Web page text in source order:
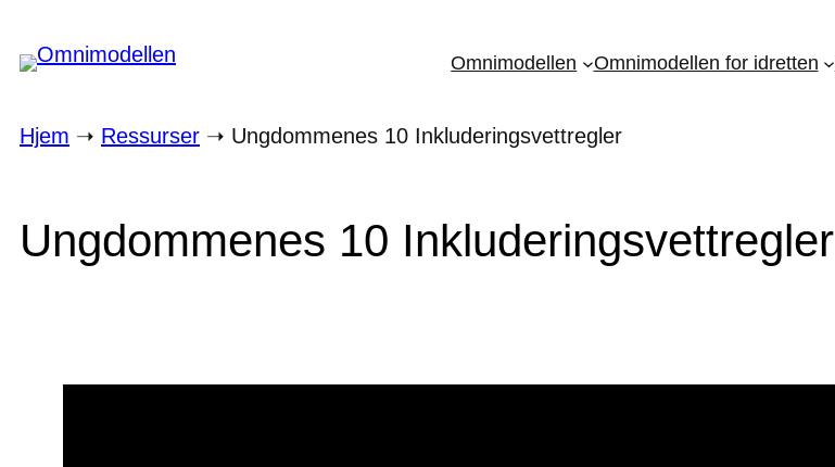
til
Omnimodellen Omnimodellen for idretten
Hjem ➝ Ressurser ➝ Ungdommenes 10 Inkluderingsvettregler
Ungdommenes 10 Inkluderingsvettregler